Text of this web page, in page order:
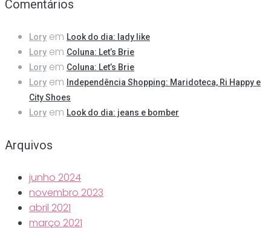
Comentários
Lory em Look do dia: lady like
Lory em Coluna: Let’s Brie
Lory em Coluna: Let’s Brie
Lory em
Independência Shopping: Maridoteca, Ri Happy e
City Shoes
Lory em Look do dia: jeans e bomber
Arquivos
junho 2024
novembro 2023
abril 2021
março 2021